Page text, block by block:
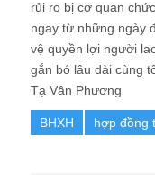
rủi ro bị cơ quan
ngay từ những ngày
vệ quyền lợi người
gắn bó lâu dài cùng
Tạ Vân Phương
BHXH hợp đồng